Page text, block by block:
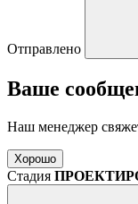
Отправлено
Ваше
Наш менеджер
Хорошо
Стадия